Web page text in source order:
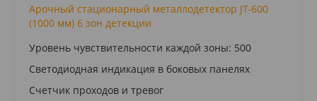
Арочный стационарный металлодетектор JT-600
(1000 мм) 6 зон детекции
Уровень чувствительности каждой зоны: 500
Светодиодная индикация в боковых панелях
Счетчик проходов и тревог